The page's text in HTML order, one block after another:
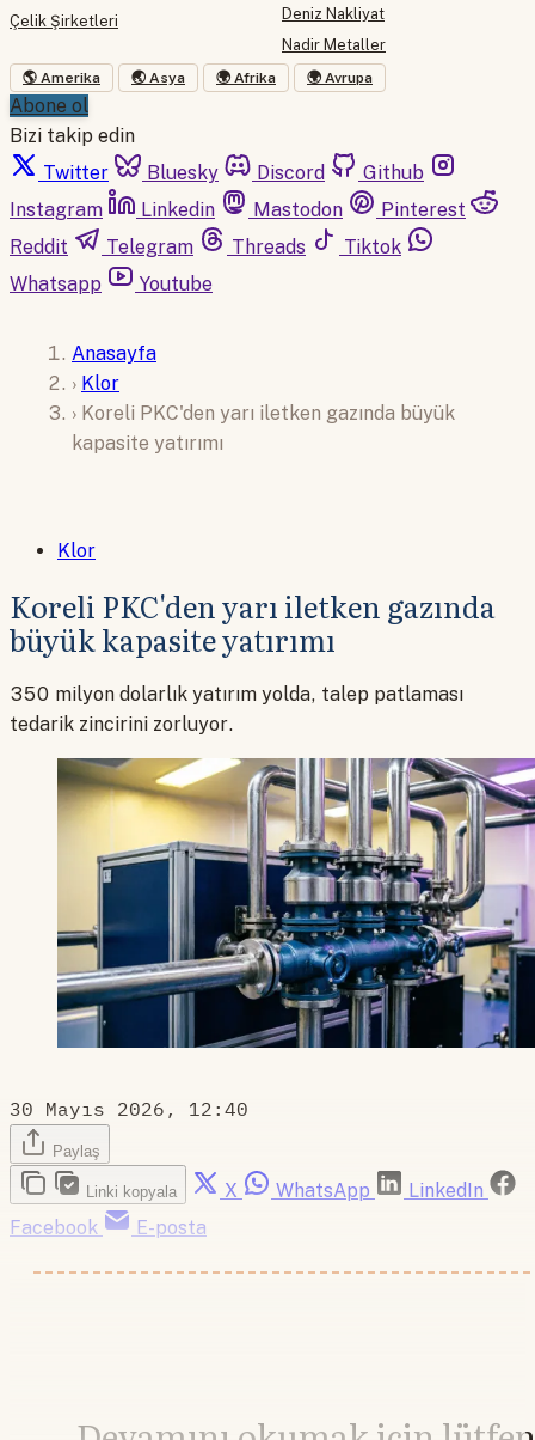
Çelik Şirketleri
Deniz Nakliyat
Nadir Metaller
🌎 Amerika 🌏 Asya 🌍 Afrika 🌍 Avrupa
Abone ol
Bizi takip edin
Twitter
Bluesky Discord
Github
Instagram
Linkedin Mastodon
Pinterest
Reddit
Telegram Threads
Tiktok
Whatsapp
Youtube
Anasayfa
› Klor
› Koreli PKC'den yarı iletken gazında büyük
kapasite yatırımı
Klor
Koreli PKC'den yarı iletken gazında
büyük kapasite yatırımı
350 milyon dolarlık yatırım yolda, talep patlaması
tedarik zincirini zorluyor.
30 Mayıs 2026, 12:40
Paylaş
Linki kopyala X WhatsApp
LinkedIn
Facebook
E-posta